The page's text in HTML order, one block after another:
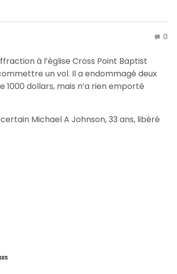
0
à l’église Cross Point Baptist
un vol. Il a endommagé deux
dollars, mais n’a rien emporté
Michael A Johnson, 33 ans, libéré